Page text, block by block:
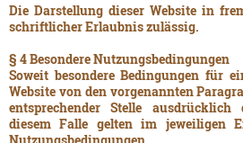
Die Darstellung dieser Website in
schriftlicher Erlaubnis zulässig.
§ 4 Besondere Nutzungsbedingungen
Soweit besondere Bedingungen für
Website von den vorgenannten
entsprechender Stelle
diesem Falle gelten im jeweiligen
Nutzungsbedingungen.